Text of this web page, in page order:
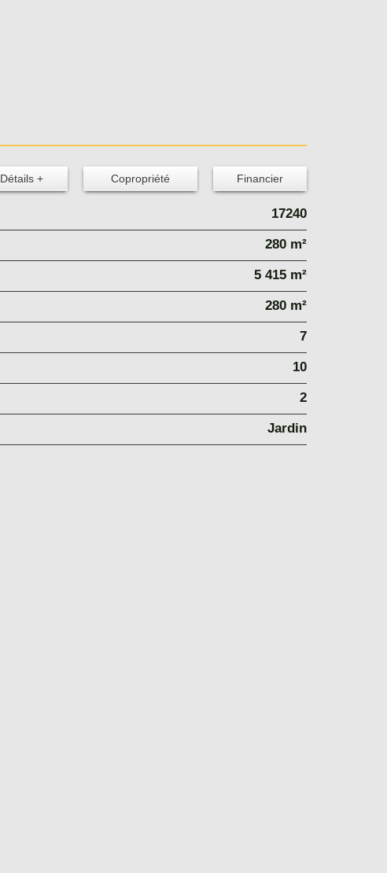
Détails + Copropriété Financier
17240
280 m²
5 415 m²
280 m²
7
10
2
Jardin